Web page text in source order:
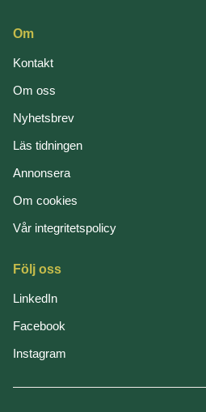
Om
Kontakt
Om oss
Nyhetsbrev
Läs tidningen
Annonsera
Om cookies
Vår integritetspolicy
Följ oss
LinkedIn
Facebook
Instagram